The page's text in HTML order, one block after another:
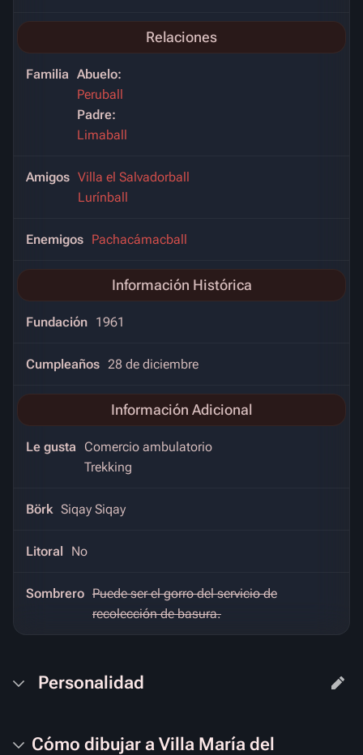
Relaciones
Familia Abuelo:
Peruball
Padre:
Limaball
Amigos Villa el Salvadorball
Lurínball
Enemigos Pachacámacball
Información Histórica
Fundación 1961
Cumpleaños 28 de diciembre
Información Adicional
Le gusta Comercio ambulatorio
Trekking
Börk Siqay Siqay
Litoral No
Sombrero Puede ser el gorro del servicio de
recolección de basura.
Personalidad
Cómo dibujar a Villa María del